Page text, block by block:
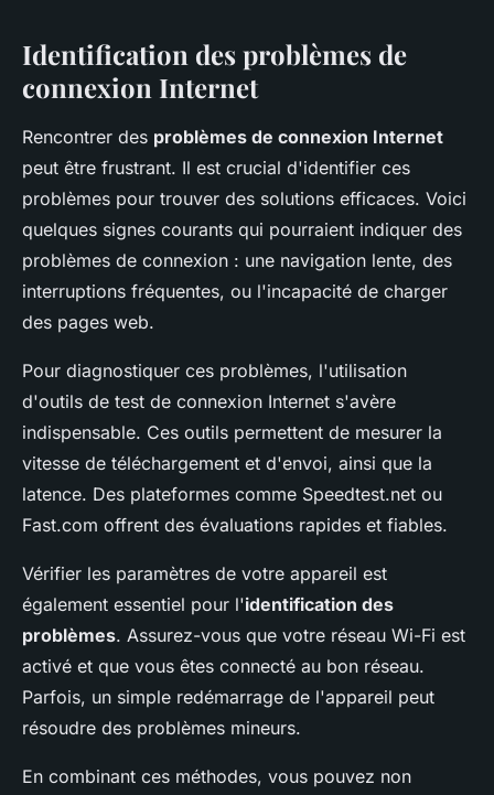
Identification des problèmes de
connexion Internet
Rencontrer des problèmes de connexion Internet
peut être frustrant. Il est crucial d'identifier ces
problèmes pour trouver des solutions efficaces. Voici
quelques signes courants qui pourraient indiquer des
problèmes de connexion : une navigation lente, des
interruptions fréquentes, ou l'incapacité de charger
des pages web.
Pour diagnostiquer ces problèmes, l'utilisation
d'outils de test de connexion Internet s'avère
indispensable. Ces outils permettent de mesurer la
vitesse de téléchargement et d'envoi, ainsi que la
latence. Des plateformes comme Speedtest.net ou
Fast.com offrent des évaluations rapides et fiables.
Vérifier les paramètres de votre appareil est
également essentiel pour l'identification des
problèmes. Assurez-vous que votre réseau Wi-Fi est
activé et que vous êtes connecté au bon réseau.
Parfois, un simple redémarrage de l'appareil peut
résoudre des problèmes mineurs.
En combinant ces méthodes, vous pouvez non